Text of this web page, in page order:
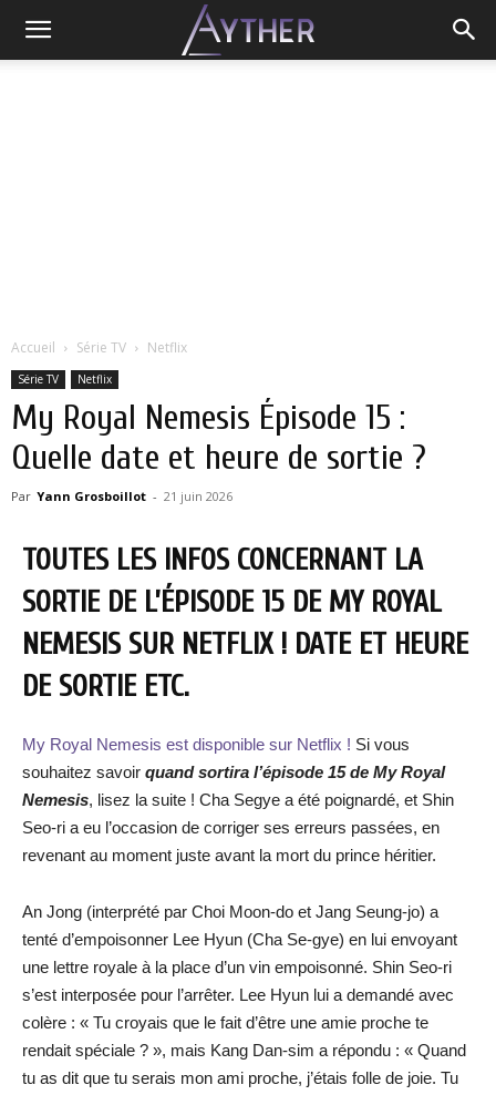
Accueil Série TV Netflix
Série TV Netflix
My Royal Nemesis Épisode 15 :
Quelle date et heure de sortie ?
Par Yann Grosboillot - 21 juin 2026
TOUTES LES INFOS CONCERNANT LA
SORTIE DE L’ÉPISODE 15 DE MY ROYAL
NEMESIS SUR NETFLIX ! DATE ET HEURE
DE SORTIE ETC.
My Royal Nemesis est disponible sur Netflix ! Si vous
souhaitez savoir quand sortira l’épisode 15 de My Royal
Nemesis, lisez la suite ! Cha Segye a été poignardé, et Shin
Seo-ri a eu l’occasion de corriger ses erreurs passées, en
revenant au moment juste avant la mort du prince héritier.
An Jong (interprété par Choi Moon-do et Jang Seung-jo) a
tenté d’empoisonner Lee Hyun (Cha Se-gye) en lui envoyant
une lettre royale à la place d’un vin empoisonné. Shin Seo-ri
s’est interposée pour l’arrêter. Lee Hyun lui a demandé avec
colère : « Tu croyais que le fait d’être une amie proche te
rendait spéciale ? », mais Kang Dan-sim a répondu : « Quand
tu as dit que tu serais mon ami proche, j’étais folle de joie. Tu